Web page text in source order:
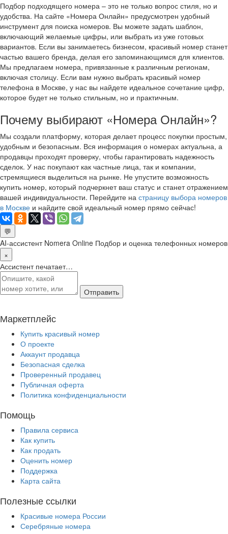
Подбор подходящего номера – это не только вопрос стиля, но и
удобства. На сайте «Номера Онлайн» предусмотрен удобный
инструмент для поиска номеров. Вы можете задать шаблон,
включающий желаемые цифры, или выбрать из уже готовых
вариантов. Если вы занимаетесь бизнесом, красивый номер станет
частью вашего бренда, делая его запоминающимся для клиентов.
Мы предлагаем номера, привязанные к различным регионам,
включая столицу. Если вам нужно выбрать красивый номер
телефона в Москве, у нас вы найдете идеальное сочетание цифр,
которое будет не только стильным, но и практичным.
Почему выбирают «Номера Онлайн»?
Мы создали платформу, которая делает процесс покупки простым,
удобным и безопасным. Вся информация о номерах актуальна, а
продавцы проходят проверку, чтобы гарантировать надежность
сделок. У нас покупают как частные лица, так и компании,
стремящиеся выделиться на рынке. Не упустите возможность
купить номер, который подчеркнет ваш статус и станет отражением
вашей индивидуальности. Перейдите на страницу выбора номеров
в Москве и найдите свой идеальный номер прямо сейчас!
💬
AI-ассистент Nomera Online Подбор и оценка телефонных номеров
×
Ассистент печатает…
Отправить
Маркетплейс
Купить красивый номер
О проекте
Аккаунт продавца
Безопасная сделка
Проверенный продавец
Публичная оферта
Политика конфиденциальности
Помощь
Правила сервиса
Как купить
Как продать
Оценить номер
Поддержка
Карта сайта
Полезные ссылки
Красивые номера России
Серебряные номера